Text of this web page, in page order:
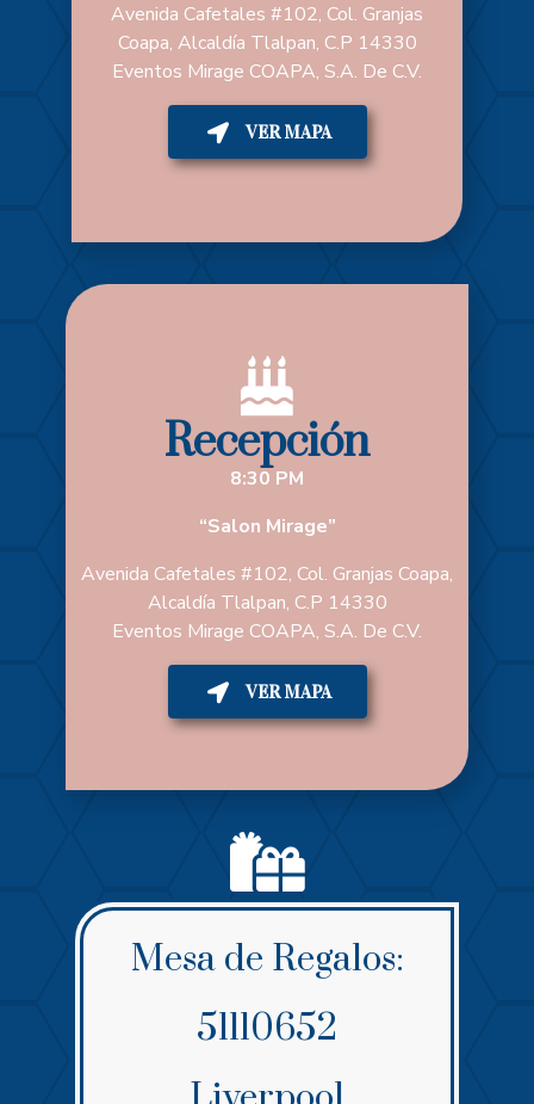
Avenida Cafetales #102, Col. Granjas
Coapa, Alcaldía Tlalpan, C.P 14330
Eventos Mirage COAPA, S.A. De C.V.
VER MAPA
Recepción
8:30 PM
“Salon Mirage”
Avenida Cafetales #102, Col. Granjas Coapa,
Alcaldía Tlalpan, C.P 14330
Eventos Mirage COAPA, S.A. De C.V.
VER MAPA
Mesa de Regalos:
51110652